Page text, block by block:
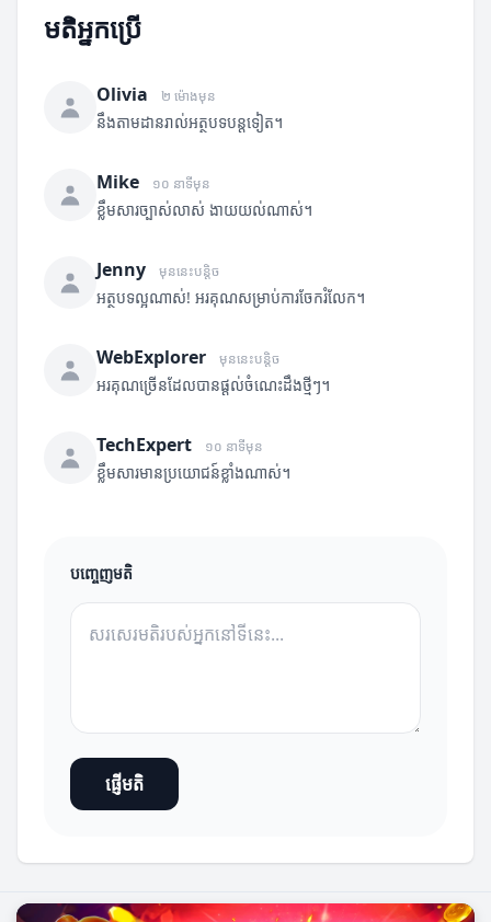
មតិអ្នកប្រើ
Olivia ២ ម៉ោងមុន
នឹងតាមដានរាល់អត្ថបទបន្តទៀត។
Mike ១០ នាទីមុន
ខ្លឹមសារច្បាស់លាស់ ងាយយល់ណាស់។
Jenny មុននេះបន្តិច
អត្ថបទល្អណាស់! អរគុណសម្រាប់ការចែករំលែក។
WebExplorer មុននេះបន្តិច
អរគុណច្រើនដែលបានផ្តល់ចំណេះដឹងថ្មីៗ។
TechExpert ១០ នាទីមុន
ខ្លឹមសារមានប្រយោជន៍ខ្លាំងណាស់។
បញ្ចេញមតិ
ផ្ញើមតិ